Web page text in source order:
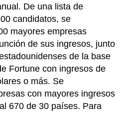
De una lista de
candidatos, se
mayores empresas
de sus ingresos, junto
de la base
Fortune con ingresos de
o más. Se
con mayores ingresos
670 de 30 países. Para